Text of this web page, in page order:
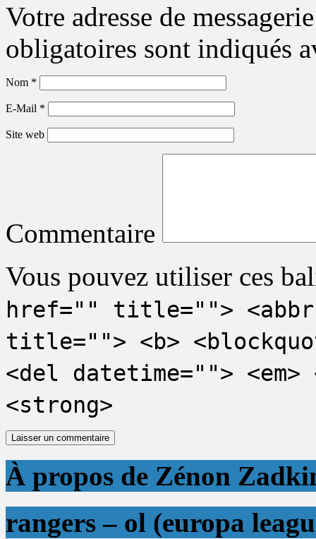
Votre adresse de
obligatoires sont indiqués
Nom *
E-Mail *
Site web
Commentaire
Vous pouvez utiliser ces
href="" title="">
title=""> <b>
<del datetime="">
<strong>
À propos de Zénon
rangers – ol (europa